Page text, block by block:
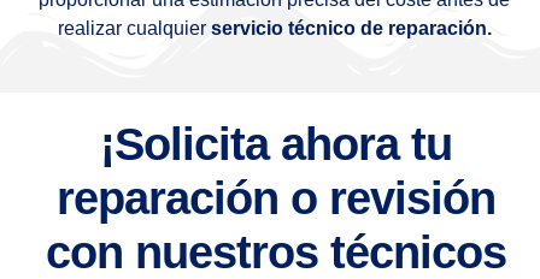
realizar cualquierservicio técnico de reparación.
¡Solicita ahora tu
reparación o revisión
con nuestros técnicos